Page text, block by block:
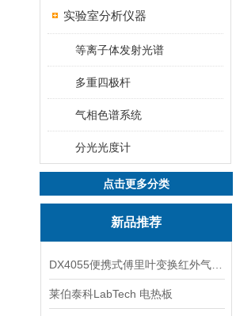
实验室分析仪器
等离子体发射光谱
多重四极杆
气相色谱系统
分光光度计
点击更多分类
新品推荐
莱伯泰科LabTech 电热板